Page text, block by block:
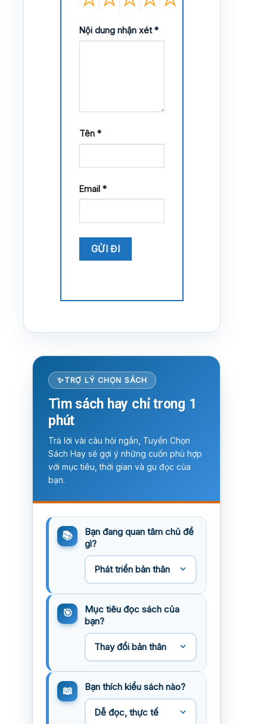
Nội dung nhận xét*
Tên *
Email *
TRỢ LÝ CHỌN SÁCH
Tìm sách hay chỉ trong 1
phút
Trả lời vài câu hỏi ngắn, Tuyển Chọn
Sách Hay sẽ gợi ý những cuốn phù hợp
với mục tiêu, thời gian và gu đọc của
bạn.
Bạn đang quan tâm chủ đề
gì?
Mục tiêu đọc sách của
bạn?
Bạn thích kiểu sách nào?